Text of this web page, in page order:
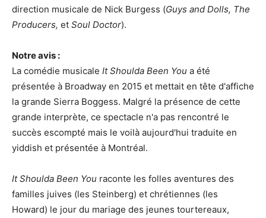
direction musicale de Nick Burgess (Guys and Dolls, The
Producers, et Soul Doctor).
Notre avis :
La comédie musicale It Shoulda Been You a été
présentée à Broadway en 2015 et mettait en tête d'affiche
la grande Sierra Boggess. Malgré la présence de cette
grande interprète, ce spectacle n'a pas rencontré le
succès escompté mais le voilà aujourd'hui traduite en
yiddish et présentée à Montréal.
It Shoulda Been You raconte les folles aventures des
familles juives (les Steinberg) et chrétiennes (les
Howard) le jour du mariage des jeunes tourtereaux,